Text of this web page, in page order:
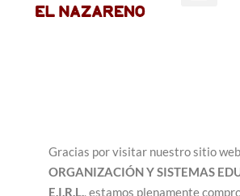
Gracias por visitar nuestro sitio
ORGANIZACIÓN Y SISTEMAS
E.I.R.L., estamos plenamente